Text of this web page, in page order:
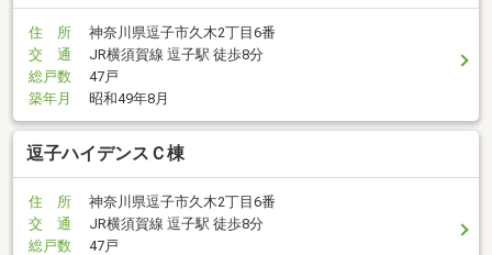
住 所
神奈川県逗子市久木2丁目6番
交 通
JR横須賀線 逗子駅 徒歩8分
総戸数
47戸
築年月
昭和49年8月
逗子ハイデンスＣ棟
住 所
神奈川県逗子市久木2丁目6番
交 通
JR横須賀線 逗子駅 徒歩8分
総戸数
47戸